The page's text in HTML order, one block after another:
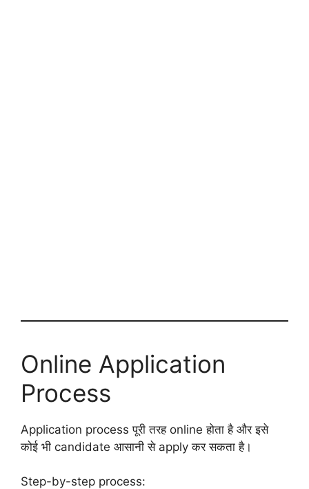
Online Application
Process
Application process पूरी तरह online होता है और इसे
कोई भी candidate आसानी से apply कर सकता है।
Step-by-step process: